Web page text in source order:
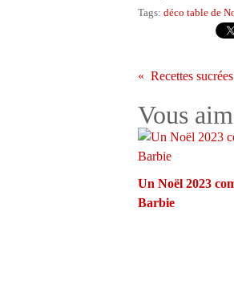
Tags: déco table de
Vous
Un Noël 2023
Barbie